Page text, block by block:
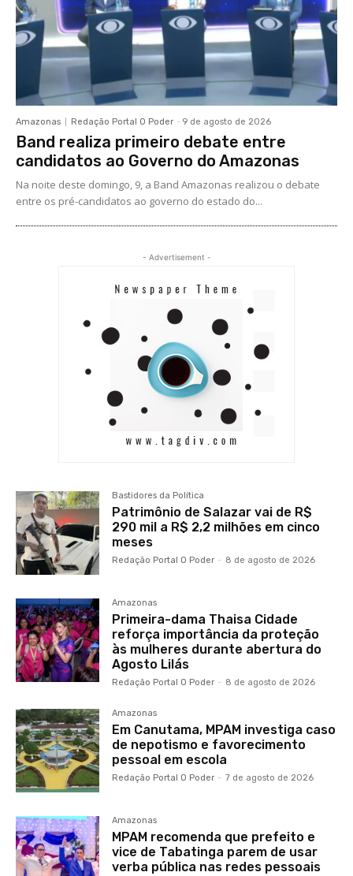
Amazonas Redação Portal O Poder - 9 de agosto de 2026
Band realiza primeiro debate entre
candidatos ao Governo do Amazonas
Na noite deste domingo, 9, a Band Amazonas realizou o debate
entre os pré-candidatos ao governo do estado do...
- Advertisement -
Bastidores da Política
Patrimônio de Salazar vai de R$
290 mil a R$ 2,2 milhões em cinco
meses
Redação Portal O Poder - 8 de agosto de 2026
Amazonas
Primeira-dama Thaisa Cidade
reforça importância da proteção
às mulheres durante abertura do
Agosto Lilás
Redação Portal O Poder - 8 de agosto de 2026
Amazonas
Em Canutama, MPAM investiga caso
de nepotismo e favorecimento
pessoal em escola
Redação Portal O Poder - 7 de agosto de 2026
Amazonas
MPAM recomenda que prefeito e
vice de Tabatinga parem de usar
verba pública nas redes pessoais